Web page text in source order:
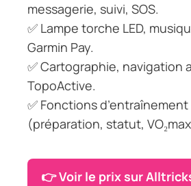
messagerie, suivi, SOS.
✅ Lampe torche LED,
Garmin Pay.
✅ Cartographie, navigation
TopoActive.
✅ Fonctions
(préparation, statut,
👉 Voir le prix sur